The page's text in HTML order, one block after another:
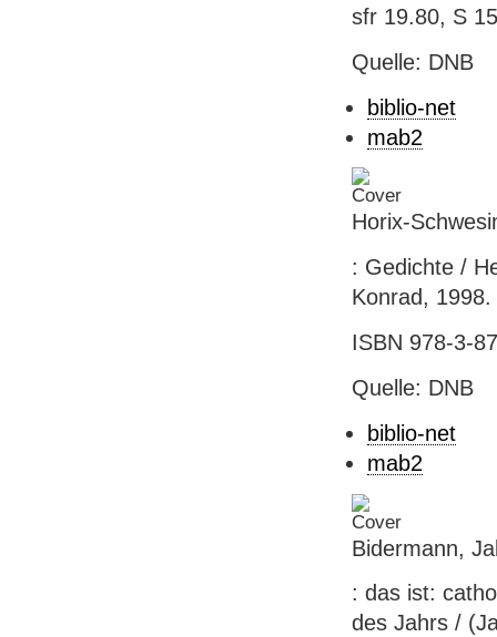
sfr 19.80, S
Quelle: DNB
biblio-net
mab2
Horix-
: Gedichte /
Konrad,
ISBN 978-3-
Quelle: DNB
biblio-net
mab2
Bidermann,
: das ist:
des Jahrs /